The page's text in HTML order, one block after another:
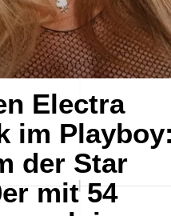
Electra
im
der Star
mit 54